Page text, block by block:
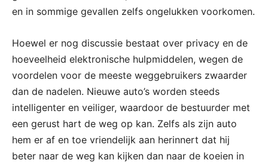
en in sommige gevallen zelfs ongelukken voorkomen.
Hoewel er nog discussie bestaat over privacy en de
hoeveelheid elektronische hulpmiddelen, wegen de
voordelen voor de meeste weggebruikers zwaarder
dan de nadelen. Nieuwe auto’s worden steeds
intelligenter en veiliger, waardoor de bestuurder met
een gerust hart de weg op kan. Zelfs als zijn auto
hem er af en toe vriendelijk aan herinnert dat hij
beter naar de weg kan kijken dan naar de koeien in